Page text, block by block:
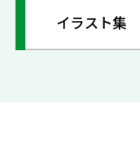
イラスト集